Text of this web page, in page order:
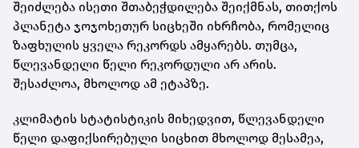
შეიძლება ისეთი შთაბეჭდილება შეიქმნას, თითქოს
პლანეტა ჯოჯოხეთურ სიცხეში იხრჩობა, რომელიც
ზაფხულის ყველა რეკორდს ამყარებს. თუმცა,
წლევანდელი წელი რეკორდული არ არის.
შესაძლოა, მხოლოდ ამ ეტაპზე.
კლიმატის სტატისტიკის მიხედვით, წლევანდელი
წელი დაფიქსირებული სიცხით მხოლოდ მესამეა,